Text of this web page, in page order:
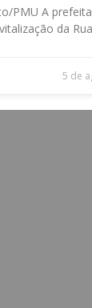
PMU A
da
5 de